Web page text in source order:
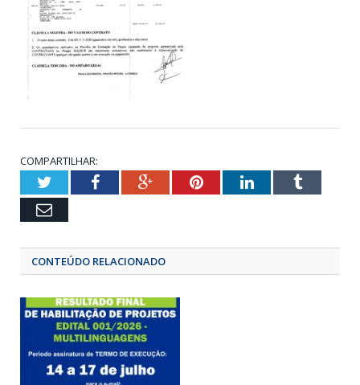
COMPARTILHAR:
TwitterFacebookGoogle+Pinterest
LinkedIn
Email
CONTEÚDO RELACIONADO